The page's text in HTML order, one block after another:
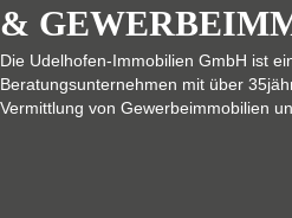
&
Die Udelhofen-Immobilien GmbH ist
Beratungsunternehmen mit über
Vermittlung von Gewerbeimmobilien